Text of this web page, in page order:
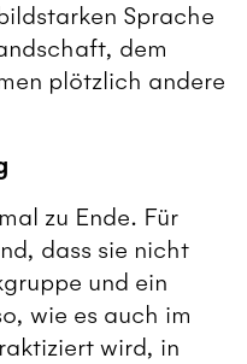
Sprache
dem
plötzlich andere
zu Ende. Für
dass sie nicht
und ein
wie es auch im
wird, in